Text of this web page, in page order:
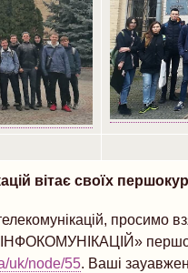
вітає своїх
просимо
першого,
uk/node/55. Ваші